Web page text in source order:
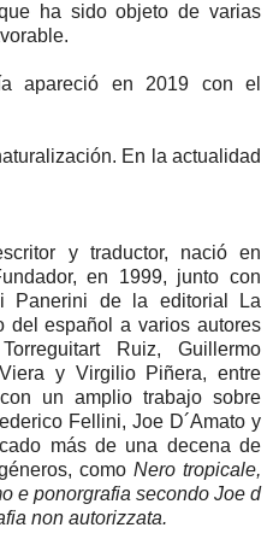
ha sido objeto de varias
apareció en 2019 con el
En la actualidad
y traductor, nació en
en 1999, junto con
Panerini de la editorial La
del español a varios autores
Ruiz, Guillermo
y Virgilio Piñera, entre
un amplio trabajo sobre
Fellini, Joe D´Amato y
más de una decena de
como Nero tropicale,
e ponorgrafia secondo Joe d
non autorizzata.